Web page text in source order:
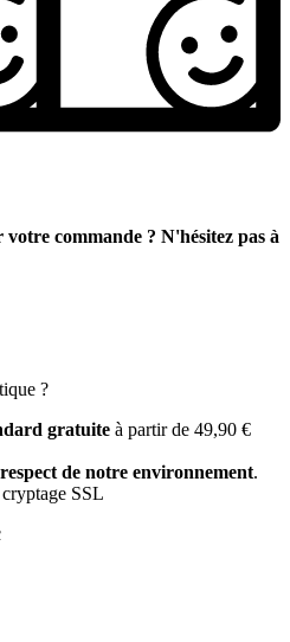
commande ? N'hésitez pas à
?
gratuite à partir de 49,90 €
respect de notre environnement.
SSL